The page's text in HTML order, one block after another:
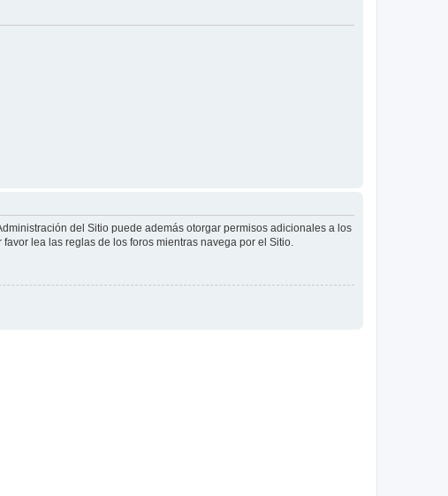
del Sitio puede además otorgar permisos adicionales a los
lea las reglas de los foros mientras navega por el Sitio.